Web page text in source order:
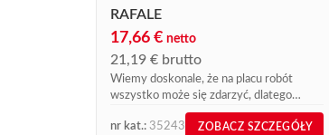
RAFALE
17,66 € netto
21,19 € brutto
Wiemy doskonale, że na placu robót
wszystko może się zdarzyć, dlatego
włączyliśmy ten zestaw, nr ref. 35243,
do naszego katalogu części zamiennych
nr kat.: 35243 ZOBACZ SZCZEGÓŁY